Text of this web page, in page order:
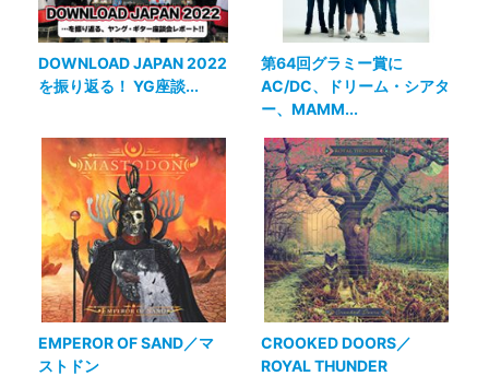
DOWNLOAD JAPAN 2022
を振り返る！ YG座談...
第64回グラミー賞に
AC/DC、ドリーム・シアタ
ー、MAMM...
EMPEROR OF SAND／マ
ストドン
CROOKED DOORS／
ROYAL THUNDER